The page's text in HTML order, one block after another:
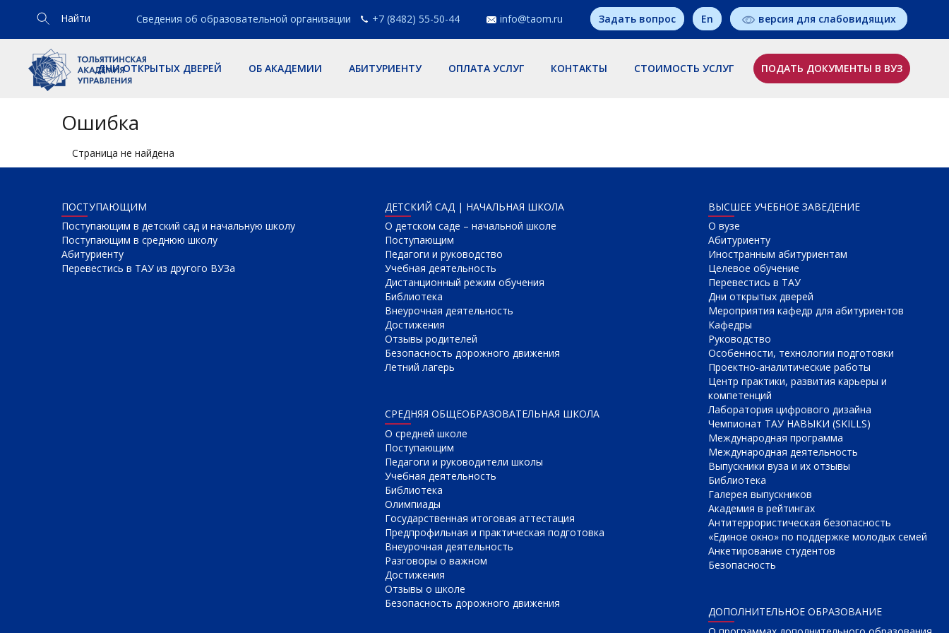
Найти Сведения об образовательной организации +7 (8482) 55-50-44 info@taom.ru Задать вопрос En версия для слабовидящих
ДНИ ОТКРЫТЫХ ДВЕРЕЙ ОБ АКАДЕМИИ АБИТУРИЕНТУ ОПЛАТА УСЛУГ КОНТАКТЫ СТОИМОСТЬ УСЛУГ ПОДАТЬ ДОКУМЕНТЫ В ВУЗ
Ошибка
Страница не найдена
ПОСТУПАЮЩИМ
Поступающим в детский сад и начальную школу
Поступающим в среднюю школу
Абитуриенту
Перевестись в ТАУ из другого ВУЗа
ДЕТСКИЙ САД | НАЧАЛЬНАЯ ШКОЛА
О детском саде – начальной школе
Поступающим
Педагоги и руководство
Учебная деятельность
Дистанционный режим обучения
Библиотека
Внеурочная деятельность
Достижения
Отзывы родителей
Безопасность дорожного движения
Летний лагерь
СРЕДНЯЯ ОБЩЕОБРАЗОВАТЕЛЬНАЯ ШКОЛА
О cредней школе
Поступающим
Педагоги и руководители школы
Учебная деятельность
Библиотека
Олимпиады
Государственная итоговая аттестация
Предпрофильная и практическая подготовка
Внеурочная деятельность
Разговоры о важном
Достижения
Отзывы о школе
Безопасность дорожного движения
ВЫСШЕЕ УЧЕБНОЕ ЗАВЕДЕНИЕ
О вузе
Абитуриенту
Иностранным абитуриентам
Целевое обучение
Перевестись в ТАУ
Дни открытых дверей
Мероприятия кафедр для абитуриентов
Кафедры
Руководство
Особенности, технологии подготовки
Проектно-аналитические работы
Центр практики, развития карьеры и
компетенций
Лаборатория цифрового дизайна
Чемпионат ТАУ НАВЫКИ (SKILLS)
Международная программа
Международная деятельность
Выпускники вуза и их отзывы
Библиотека
Галерея выпускников
Академия в рейтингах
Антитеррористическая безопасность
«Единое окно» по поддержке молодых семей
Анкетирование студентов
Безопасность
ДОПОЛНИТЕЛЬНОЕ ОБРАЗОВАНИЕ